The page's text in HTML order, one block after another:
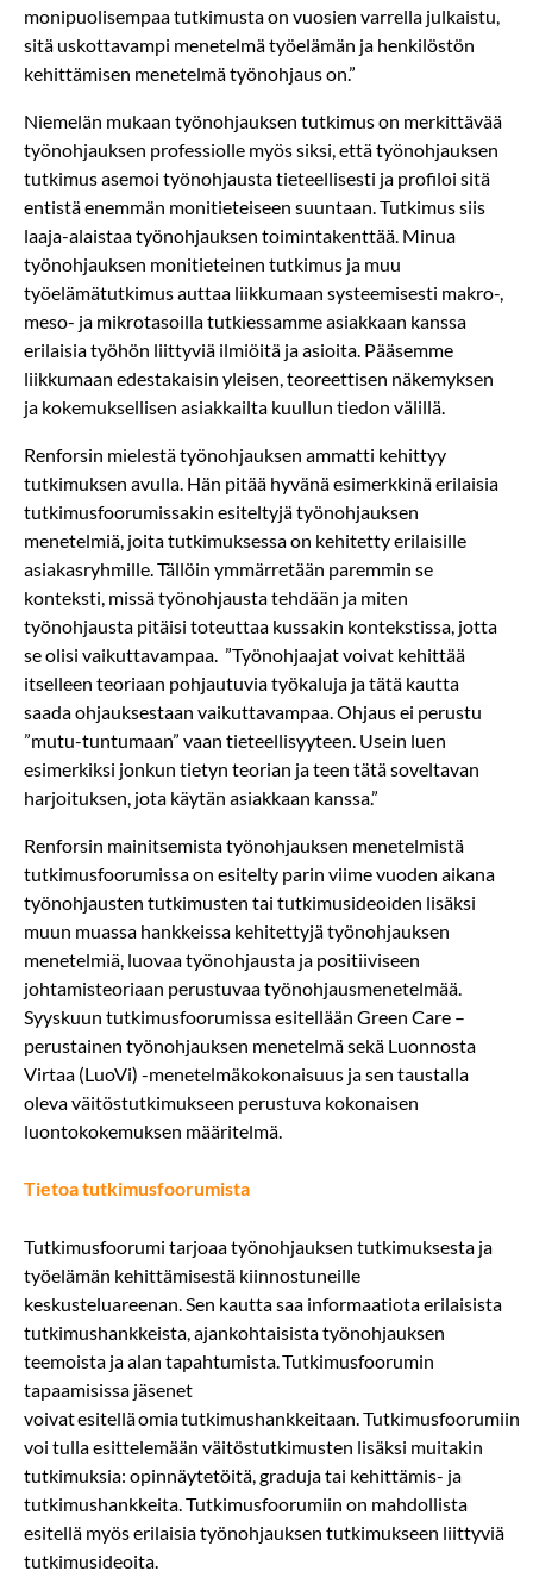
monipuolisempaa tutkimusta on vuosien varrella julkaistu,
sitä uskottavampi menetelmä työelämän ja henkilöstön
kehittämisen menetelmä työnohjaus on.”
Niemelän mukaan työnohjauksen tutkimus on merkittävää
työnohjauksen professiolle myös siksi, että työnohjauksen
tutkimus asemoi työnohjausta tieteellisesti ja profiloi sitä
entistä enemmän monitieteiseen suuntaan. Tutkimus siis
laaja-alaistaa työnohjauksen toimintakenttää. Minua
työnohjauksen monitieteinen tutkimus ja muu
työelämätutkimus auttaa liikkumaan systeemisesti makro-,
meso- ja mikrotasoilla tutkiessamme asiakkaan kanssa
erilaisia työhön liittyviä ilmiöitä ja asioita. Pääsemme
liikkumaan edestakaisin yleisen, teoreettisen näkemyksen
ja kokemuksellisen asiakkailta kuullun tiedon välillä.
Renforsin mielestä työnohjauksen ammatti kehittyy
tutkimuksen avulla. Hän pitää hyvänä esimerkkinä erilaisia
tutkimusfoorumissakin esiteltyjä työnohjauksen
menetelmiä, joita tutkimuksessa on kehitetty erilaisille
asiakasryhmille. Tällöin ymmärretään paremmin se
konteksti, missä työnohjausta tehdään ja miten
työnohjausta pitäisi toteuttaa kussakin kontekstissa, jotta
se olisi vaikuttavampaa. ”Työnohjaajat voivat kehittää
itselleen teoriaan pohjautuvia työkaluja ja tätä kautta
saada ohjauksestaan vaikuttavampaa. Ohjaus ei perustu
”mutu-tuntumaan” vaan tieteellisyyteen. Usein luen
esimerkiksi jonkun tietyn teorian ja teen tätä soveltavan
harjoituksen, jota käytän asiakkaan kanssa.”
Renforsin mainitsemista työnohjauksen menetelmistä
tutkimusfoorumissa on esitelty parin viime vuoden aikana
työnohjausten tutkimusten tai tutkimusideoiden lisäksi
muun muassa hankkeissa kehitettyjä työnohjauksen
menetelmiä, luovaa työnohjausta ja positiiviseen
johtamisteoriaan perustuvaa työnohjausmenetelmää.
Syyskuun tutkimusfoorumissa esitellään Green Care –
perustainen työnohjauksen menetelmä sekä Luonnosta
Virtaa (LuoVi) -menetelmäkokonaisuus ja sen taustalla
oleva väitöstutkimukseen perustuva kokonaisen
luontokokemuksen määritelmä.
Tietoa tutkimusfoorumista
Tutkimusfoorumi tarjoaa työnohjauksen tutkimuksesta ja
työelämän kehittämisestä kiinnostuneille
keskusteluareenan. Sen kautta saa informaatiota erilaisista
tutkimushankkeista, ajankohtaisista työnohjauksen
teemoista ja alan tapahtumista. Tutkimusfoorumin
tapaamisissa jäsenet
voivat esitellä omia tutkimushankkeitaan. Tutkimusfoorumiin
voi tulla esittelemään väitöstutkimusten lisäksi muitakin
tutkimuksia: opinnäytetöitä, graduja tai kehittämis- ja
tutkimushankkeita. Tutkimusfoorumiin on mahdollista
esitellä myös erilaisia työnohjauksen tutkimukseen liittyviä
tutkimusideoita.